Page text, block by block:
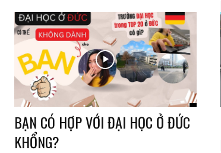
BẠN CÓ HỢP VỚI ĐẠI HỌC Ở ĐỨC
KHỔNG?